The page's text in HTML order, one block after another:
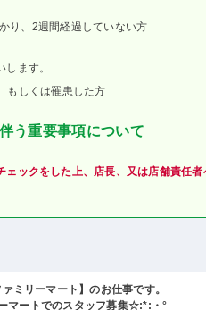
り、2週間経過していない方
ます。
もしくは罹患した方
う重要事項について
ェックをした上、店長、又は店舗責任者
ミリーマート】のお仕事です。
マートでのスタッフ募集☆:*:・°